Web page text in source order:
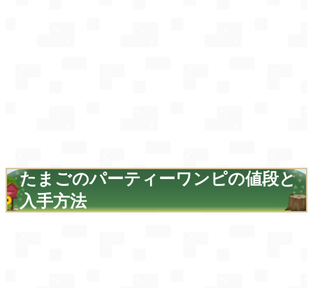
たまごのパーティーワンピの値段と
入手方法